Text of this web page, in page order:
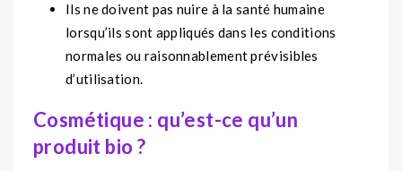
Ils ne doivent pas nuire à la santé humaine
lorsqu’ils sont appliqués dans les conditions
normales ou raisonnablement prévisibles
d’utilisation.
Cosmétique : qu’est-ce qu’un
produit bio ?